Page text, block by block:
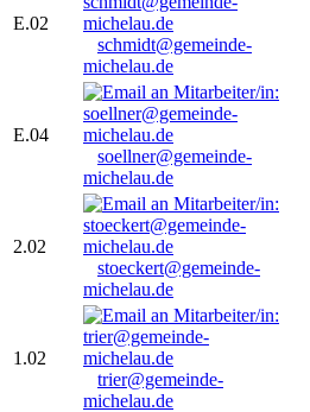
E.02
schmidt@gemeinde-
michelau.de
E.04
soellner@gemeinde-
michelau.de
2.02
stoeckert@gemeinde-
michelau.de
1.02
trier@gemeinde-
michelau.de